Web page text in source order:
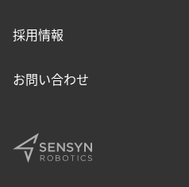
採用情報
お問い合わせ